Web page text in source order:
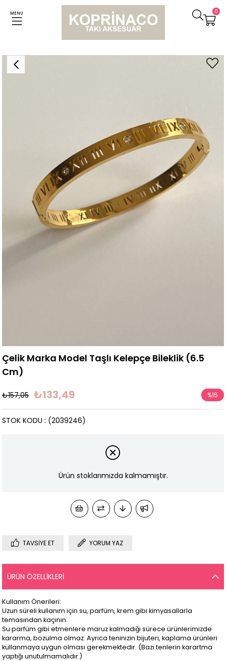
MENU 0
Bileklikler Çelik Marka Model Taşlı Kelepçe Bileklik (6.5 Cm)
Çelik Marka Model Taşlı Kelepçe Bileklik (6.5
Cm)
₺157,05 ₺133,49 %15
İndirim
(2039246)
STOK KODU
Ürün stoklarımızda kalmamıştır.
TAVSIYE ET YORUM YAZ
ÜRÜN ÖZELLIKLERI
Kullanım Önerileri:
Uzun süreli kullanım için su, parfüm, krem gibi kimyasallarla
temasından kaçının.
Su parfüm gibi etmenlere maruz kalmadığı sürece ürünlerimizde
kararma, bozulma olmaz. Ayrıca teninizin bijuteri, kaplama ürünleri
kullanmaya uygun olması gerekmektedir. (Bazı tenlerin karartma
yaptığı unutulmamalıdır.)